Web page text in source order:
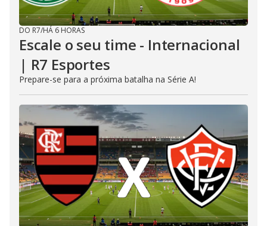
DO R7/HÁ 6 HORAS
Escale o seu time - Internacional
| R7 Esportes
Prepare-se para a próxima batalha na Série A!